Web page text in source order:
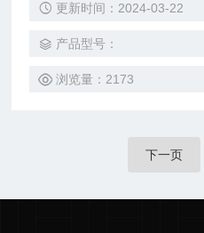
更新时间：2024-03-22
产品型号：
浏览量：2173
下一页